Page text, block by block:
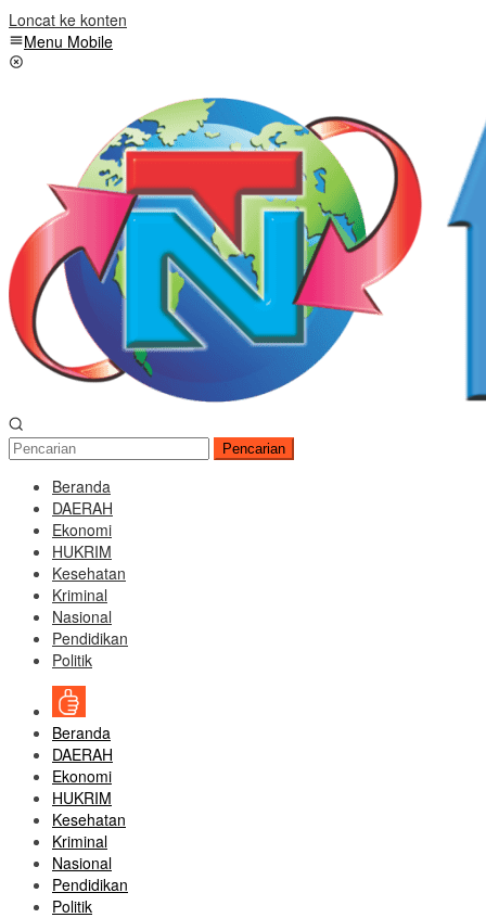
Loncat ke konten
Menu Mobile
Pencarian
Beranda
DAERAH
Ekonomi
HUKRIM
Kesehatan
Kriminal
Nasional
Pendidikan
Politik
Beranda
DAERAH
Ekonomi
HUKRIM
Kesehatan
Kriminal
Nasional
Pendidikan
Politik